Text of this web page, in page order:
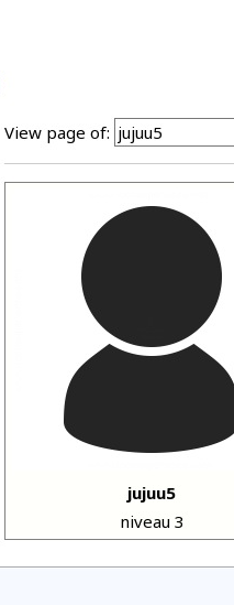
View page of:
jujuu5
niveau 3